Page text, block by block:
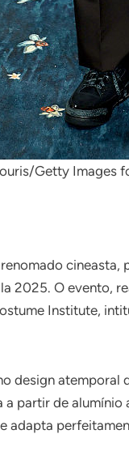
Getty Images
2025. O evento,
Institute,
design
partir de
adapta